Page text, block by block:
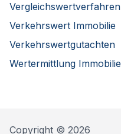
Vergleichswertverfahren
Verkehrswert Immobilie
Verkehrswertgutachten
Wertermittlung Immobilie
Copyright © 2026